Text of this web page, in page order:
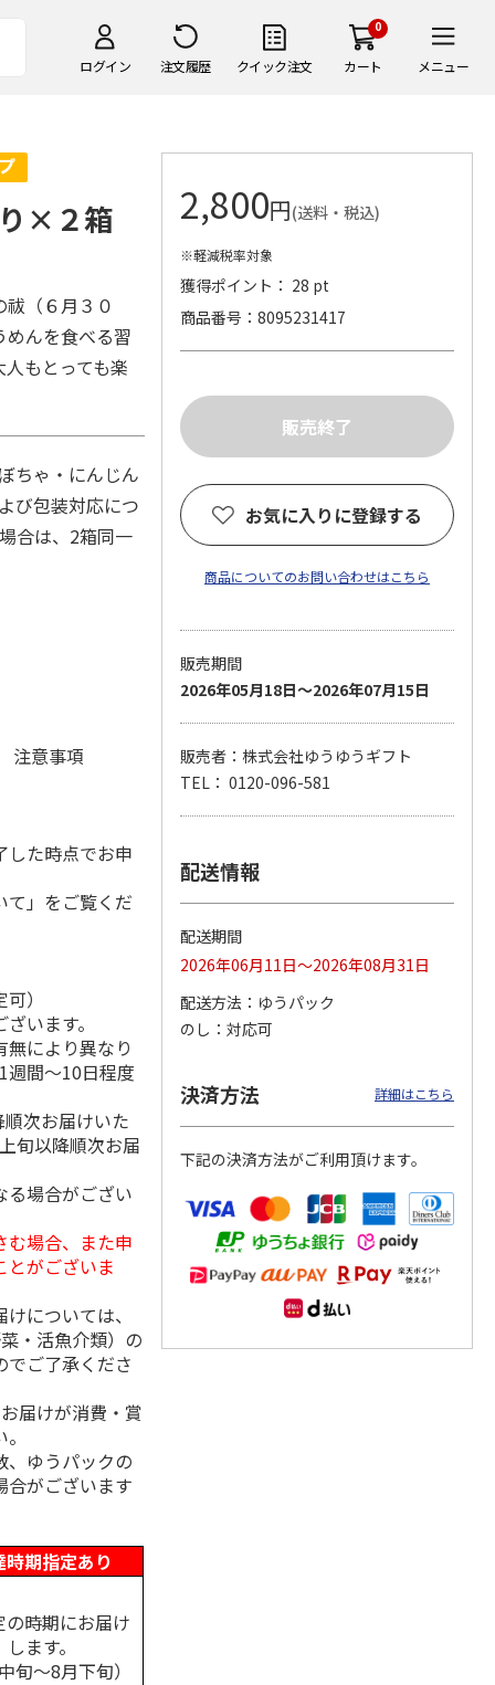
ログイン 注文履歴 クイック注文
0
カート メニュー
）
＜お中元＞手延素
帯 熟成麺（東日本
版）5.0（1）
(送料・税込)
＜お中元＞池利 夏
野菜を使った三輪素
麺（東日本版）
2,360円
＜ご自宅用＞島原手
延素麺２箱・黒ごま
麺１箱詰合せ
1,730円
(送料・税込)
×２箱
（６月３０
んを食べる習
もとっても楽
ちゃ・にんじん
包装対応につ
合は、2箱同一
注意事項
た時点でお申
て」をご覧くだ
）
います。
により異なり
週間～10日程度
次お届けいた
旬以降順次お届
場合がござい
場合、また申
とがございま
については、
・活魚介類）の
ご了承くださ
届けが消費・賞
ゆうパックの
合がございます
時期指定あり
の時期にお届け
します。
旬～8月下旬）
2,800円(送料・税込)
※軽減税率対象
獲得ポイント： 28 pt
商品番号
8095231417
お気に入りに登録する
商品についてのお問い合わせはこちら
販売期間
2026年05月18日～2026年07月15日
販売者：株式会社ゆうゆうギフト
TEL： 0120-096-581
配送情報
配送期間
2026年06月11日～2026年08月31日
配送方法
ゆうパック
のし
対応可
決済方法 詳細はこちら
下記の決済方法がご利用頂けます。